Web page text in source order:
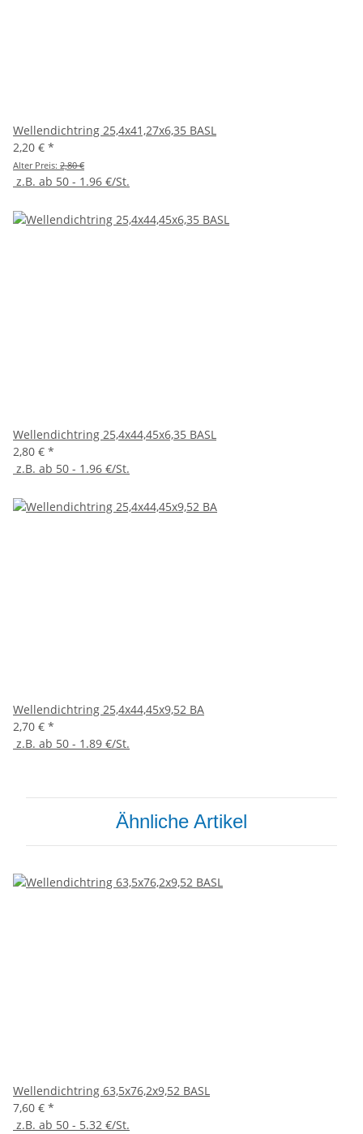
Wellendichtring 25,4x41,27x6,35 BASL
2,20 € *
Alter Preis: 2,80 €
z.B. ab 50 - 1.96 €/St.
Wellendichtring 25,4x44,45x6,35 BASL
2,80 € *
z.B. ab 50 - 1.96 €/St.
Wellendichtring 25,4x44,45x9,52 BA
2,70 € *
z.B. ab 50 - 1.89 €/St.
Ähnliche Artikel
Wellendichtring 63,5x76,2x9,52 BASL
7,60 € *
z.B. ab 50 - 5.32 €/St.